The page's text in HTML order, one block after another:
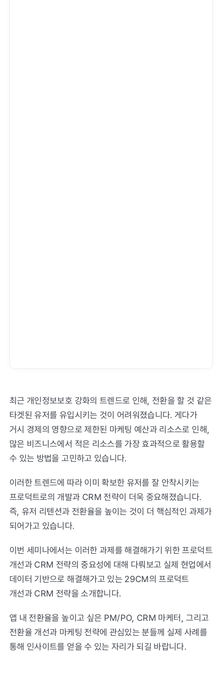
최근 개인정보보호 강화의 트렌드로 인해, 전환을 할 것 같은
타겟된 유저를 유입시키는 것이 어려워졌습니다. 게다가
거시 경제의 영향으로 제한된 마케팅 예산과 리소스로 인해,
많은 비즈니스에서 적은 리소스를 가장 효과적으로 활용할
수 있는 방법을 고민하고 있습니다.
이러한 트렌드에 따라 이미 확보한 유저를 잘 안착시키는
프로덕트로의 개발과 CRM 전략이 더욱 중요해졌습니다.
즉, 유저 리텐션과 전환율을 높이는 것이 더 핵심적인 과제가
되어가고 있습니다.
이번 세미나에서는 이러한 과제를 해결해가기 위한 프로덕트
개선과 CRM 전략의 중요성에 대해 다뤄보고 실제 현업에서
데이터 기반으로 해결해가고 있는 29CM의 프로덕트
개선과 CRM 전략을 소개합니다.
앱 내 전환율을 높이고 싶은 PM/PO, CRM 마케터, 그리고
전환율 개선과 마케팅 전략에 관심있는 분들께 실제 사례를
통해 인사이트를 얻을 수 있는 자리가 되길 바랍니다.